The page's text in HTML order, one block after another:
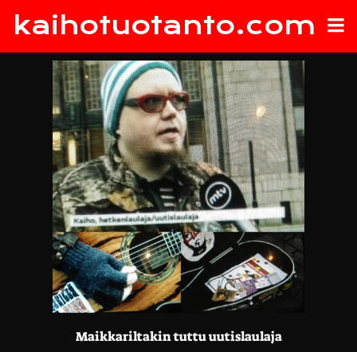
kaihotuotanto.com
Maikkariltakin tuttu uutislaulaja